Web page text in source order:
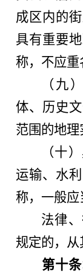
成区内的
具有重要
称，不应重
（九
体、历史
范围的地理
（十
运输、水
称，一般应
法律
规定的，从
第十条